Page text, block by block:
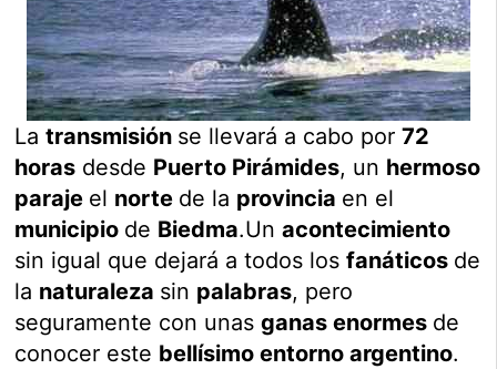
Latransmisión se llevará a cabo por72
horas desde Puerto Pirámides, un hermoso
paraje el norte de la provincia en el
municipio de Biedma.Unacontecimiento
sin igual que dejará a todos losfanáticos de
la naturaleza sin palabras, pero
seguramente con unasganas enormes de
conocer este bellísimo entorno argentino.